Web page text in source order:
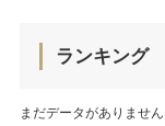
ランキング
まだデータがありません